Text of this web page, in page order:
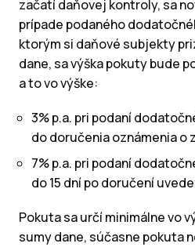
začatí daňovej kontroly, sa
prípade podaného
ktorým si daňové subjekty
dane, sa výška pokuty bude
a to vo výške:
3% p.a. pri podaní
do doručenia oznámenia o
7% p.a. pri podaní
do 15 dní po doručení
Pokuta sa určí minimálne vo
sumy dane, súčasne pokuta